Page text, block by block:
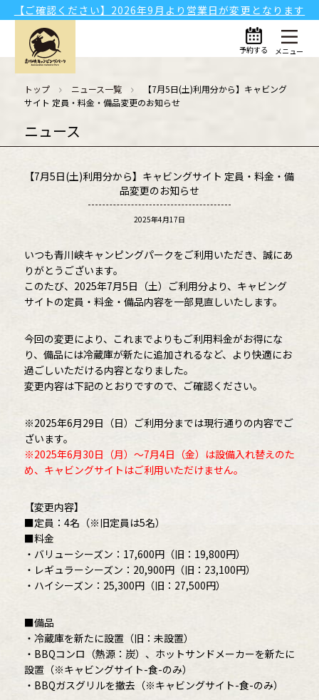
【ご確認ください】2026年9月より営業日が変更となります
予約する メニュー
トップ ニュース一覧
【7月5日(土)利用分から】キャビング
サイト 定員・料金・備品変更のお知らせ
ニュース
【7月5日(土)利用分から】キャビングサイト 定員・料金・備
品変更のお知らせ
2025年4月17日
いつも青川峡キャンピングパークをご利用いただき、誠にあ
りがとうございます。
このたび、2025年7月5日（土）ご利用分より、キャビング
サイトの定員・料金・備品内容を一部見直しいたします。
今回の変更により、これまでよりもご利用料金がお得にな
り、備品には冷蔵庫が新たに追加されるなど、より快適にお
過ごしいただける内容となりました。
変更内容は下記のとおりですので、ご確認ください。
※2025年6月29日（日）ご利用分までは現行通りの内容でご
ざいます。
※2025年6月30日（月）～7月4日（金）は設備入れ替えのた
め、キャビングサイトはご利用いただけません。
【変更内容】
■定員：4名（※旧定員は5名）
■料金
・バリューシーズン：17,600円（旧：19,800円）
・レギュラーシーズン：20,900円（旧：23,100円）
・ハイシーズン：25,300円（旧：27,500円）
■備品
・冷蔵庫を新たに設置（旧：未設置）
・BBQコンロ（熱源：炭）、ホットサンドメーカーを新たに
設置（※キャビングサイト-食-のみ）
・BBQガスグリルを撤去（※キャビングサイト-食-のみ）